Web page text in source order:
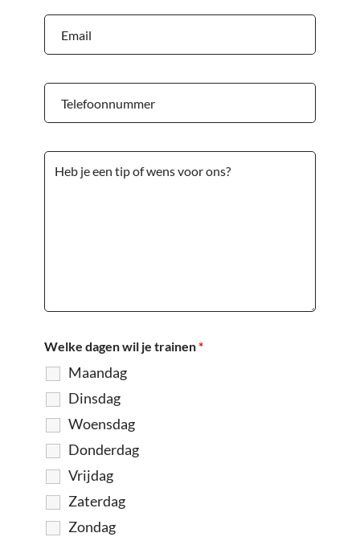
Welke dagen wil je trainen*
Maandag
Dinsdag
Woensdag
Donderdag
Vrijdag
Zaterdag
Zondag